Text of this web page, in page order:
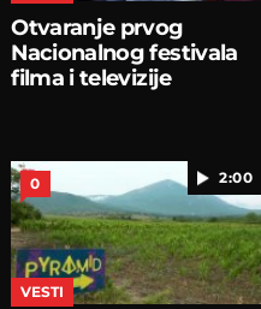
Otvaranje prvog
Nacionalnog festivala
filma i televizije
2:00
0
VESTI